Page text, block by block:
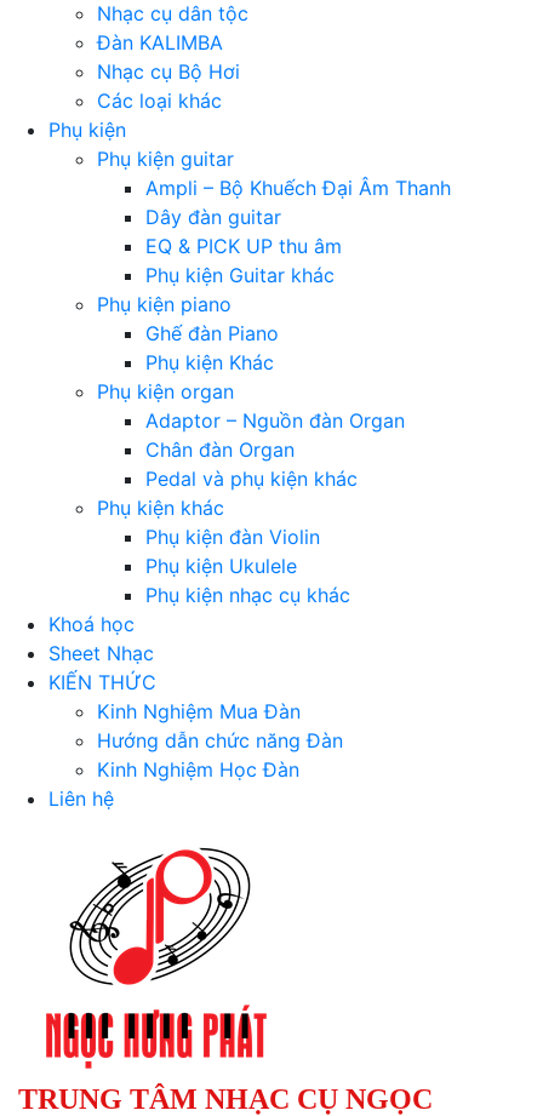
Nhạc cụ dân tộc
Đàn KALIMBA
Nhạc cụ Bộ Hơi
Các loại khác
Phụ kiện
Phụ kiện guitar
Ampli – Bộ Khuếch Đại Âm Thanh
Dây đàn guitar
EQ & PICK UP thu âm
Phụ kiện Guitar khác
Phụ kiện piano
Ghế đàn Piano
Phụ kiện Khác
Phụ kiện organ
Adaptor – Nguồn đàn Organ
Chân đàn Organ
Pedal và phụ kiện khác
Phụ kiện khác
Phụ kiện đàn Violin
Phụ kiện Ukulele
Phụ kiện nhạc cụ khác
Khoá học
Sheet Nhạc
KIẾN THỨC
Kinh Nghiệm Mua Đàn
Hướng dẫn chức năng Đàn
Kinh Nghiệm Học Đàn
Liên hệ
TRUNG TÂM NHẠC CỤ NGỌC